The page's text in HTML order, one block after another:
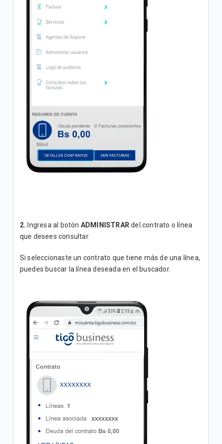
Incrementamos la velocidad de su plan Empresa
Inicial sin costo adicional
VER MÁS
2. Ingresa al botón ADMINISTRARdel contrato o línea
que desees consultar.
Si seleccionaste un contrato que tiene más de una línea,
puedes buscar la línea deseada en el buscador.